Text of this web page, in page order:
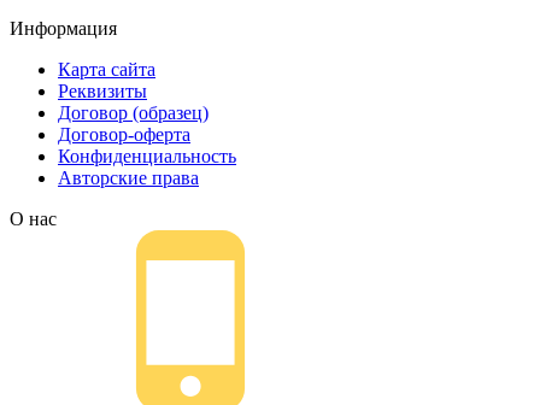
Информация
Карта сайта
Реквизиты
Договор (образец)
Договор-оферта
Конфиденциальность
Авторские права
О нас